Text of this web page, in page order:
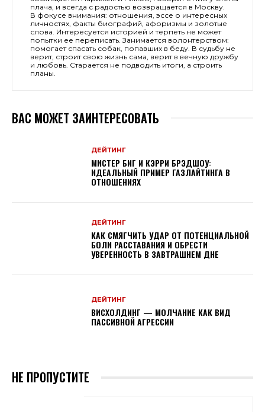
плача, и всегда с радостью возвращается в Москву.
В фокусе внимания: отношения, эссе о интересных
личностях, факты биографий, афоризмы и золотые
слова. Интересуется историей и терпеть не может
попытки ее переписать. Занимается волонтерством:
помогает спасать собак, попавших в беду. В судьбу не
верит, строит свою жизнь сама, верит в вечную дружбу
и любовь. Старается не подводить итоги, а строить
планы.
ВАС МОЖЕТ ЗАИНТЕРЕСОВАТЬ
ДЕЙТИНГ
МИСТЕР БИГ И КЭРРИ БРЭДШОУ:
ИДЕАЛЬНЫЙ ПРИМЕР ГАЗЛАЙТИНГА В
ОТНОШЕНИЯХ
ДЕЙТИНГ
КАК СМЯГЧИТЬ УДАР ОТ ПОТЕНЦИАЛЬНОЙ
БОЛИ РАССТАВАНИЯ И ОБРЕСТИ
УВЕРЕННОСТЬ В ЗАВТРАШНЕМ ДНЕ
ДЕЙТИНГ
ВИСХОЛДИНГ — МОЛЧАНИЕ КАК ВИД
ПАССИВНОЙ АГРЕССИИ
НЕ ПРОПУСТИТЕ